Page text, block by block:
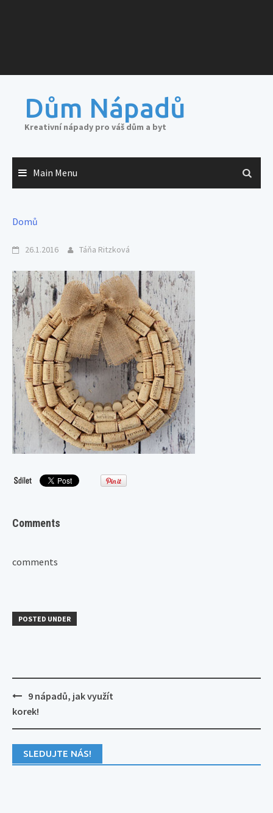
Dům Nápadů
Kreativní nápady pro váš dům a byt
Main Menu
Domů
26.1.2016 Táňa Ritzková
Comments
comments
POSTED UNDER
Post
navigation
9 nápadů, jak využít
korek!
SLEDUJTE NÁS!